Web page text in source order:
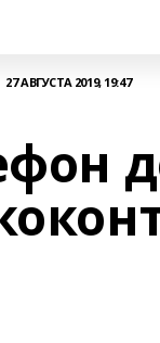
27 АВГУСТА 2019, 19:47